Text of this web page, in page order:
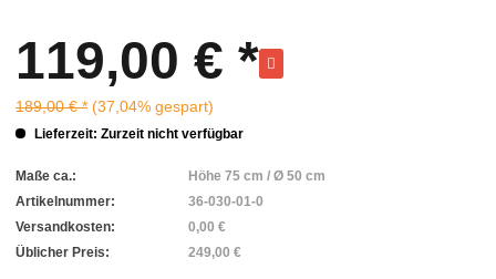
119,00 € *
189,00 € * (37,04% gespart)
Lieferzeit: Zurzeit nicht verfügbar
Maße ca.:
Höhe 75 cm / Ø 50 cm
Artikelnummer:
36-030-01-0
Versandkosten:
0,00 €
Üblicher Preis:
249,00 €